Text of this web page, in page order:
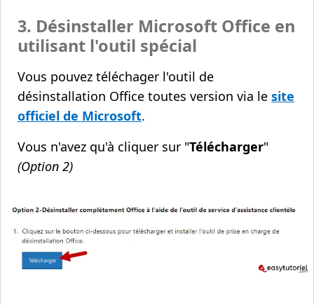
3. Désinstaller Microsoft Office en
utilisant l'outil spécial
Vous pouvez téléchager l'outil de
désinstallation Office toutes version via le site
officiel de Microsoft.
Vous n'avez qu'à cliquer sur "Télécharger"
(Option 2)